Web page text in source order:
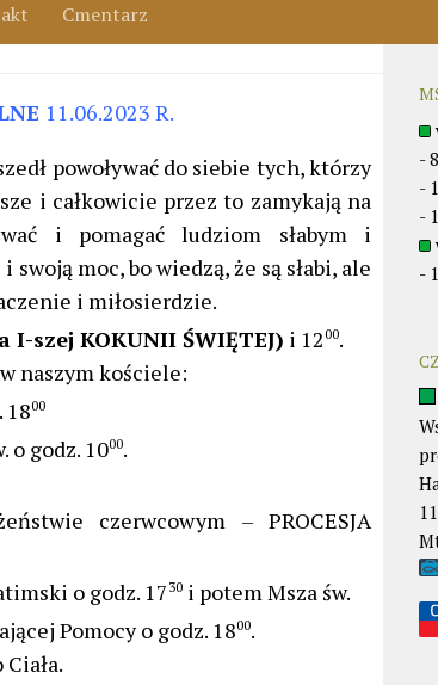
Cmentarz
11.06.2023 R.
powoływać do siebie tych, którzy
i całkowicie przez to zamykają na
i pomagać ludziom słabym i
moc, bo wiedzą, że są słabi, ale
i miłosierdzie.
I-szej KOKUNII ŚWIĘTEJ) i 12 00.
naszym kościele:
1800
o godz. 1000.
czerwcowym – PROCESJA
o godz. 17 30 i potem Msza św.
Pomocy o godz. 1800.
-
-
-
-